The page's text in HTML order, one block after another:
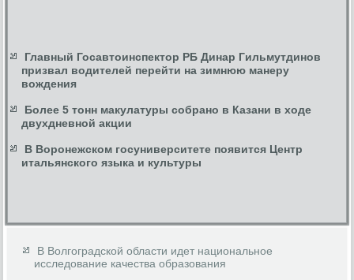
Главный Госавтоинспектор РБ Динар Гильмутдинов
призвал водителей перейти на зимнюю манеру
вождения
Более 5 тонн макулатуры собрано в Казани в ходе
двухдневной акции
В Воронежском госуниверситете появится Центр
итальянского языка и культуры
В Волгоградской области идет национальное
исследование качества образования